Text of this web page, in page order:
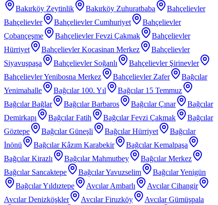
Bakırköy Zeytinlik
Bakırköy Zuhuratbaba
Bahçelievler
Bahçelievler
Bahçelievler Cumhuriyet
Bahçelievler
Çobançeşme
Bahçelievler Fevzi Çakmak
Bahçelievler
Hürriyet
Bahçelievler Kocasinan Merkez
Bahçelievler
Siyavuşpaşa
Bahçelievler Soğanlı
Bahçelievler Şirinevler
Bahçelievler Yenibosna Merkez
Bahçelievler Zafer
Bağcılar
Yenimahalle
Bağcılar 100. Yıl
Bağcılar 15 Temmuz
Bağcılar Bağlar
Bağcılar Barbaros Bağcılar Çınar
Bağcılar
Demirkapı
Bağcılar Fatih Bağcılar Fevzi Çakmak
Bağcılar
Göztepe
Bağcılar Güneşli Bağcılar Hürriyet
Bağcılar
İnönü
Bağcılar Kâzım Karabekir
Bağcılar Kemalpaşa
Bağcılar Kirazlı
Bağcılar Mahmutbey
Bağcılar Merkez
Bağcılar Sancaktepe
Bağcılar Yavuzselim
Bağcılar Yenigün
Bağcılar Yıldıztepe
Avcılar Ambarlı
Avcılar Cihangir
Avcılar Denizköşkler
Avcılar Firuzköy Avcılar Gümüşpala